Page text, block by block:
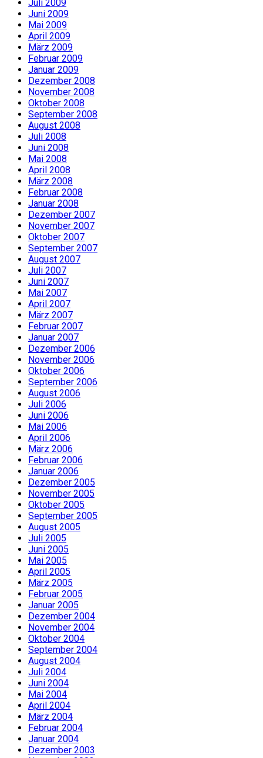
Juli 2009
Juni 2009
Mai 2009
April 2009
März 2009
Februar 2009
Januar 2009
Dezember 2008
November 2008
Oktober 2008
September 2008
August 2008
Juli 2008
Juni 2008
Mai 2008
April 2008
März 2008
Februar 2008
Januar 2008
Dezember 2007
November 2007
Oktober 2007
September 2007
August 2007
Juli 2007
Juni 2007
Mai 2007
April 2007
März 2007
Februar 2007
Januar 2007
Dezember 2006
November 2006
Oktober 2006
September 2006
August 2006
Juli 2006
Juni 2006
Mai 2006
April 2006
März 2006
Februar 2006
Januar 2006
Dezember 2005
November 2005
Oktober 2005
September 2005
August 2005
Juli 2005
Juni 2005
Mai 2005
April 2005
März 2005
Februar 2005
Januar 2005
Dezember 2004
November 2004
Oktober 2004
September 2004
August 2004
Juli 2004
Juni 2004
Mai 2004
April 2004
März 2004
Februar 2004
Januar 2004
Dezember 2003